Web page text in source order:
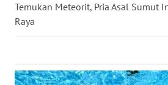
Temukan Meteorit, Pria Asal Sumut
Raya
WN
BENGKULU
LAMPUNG